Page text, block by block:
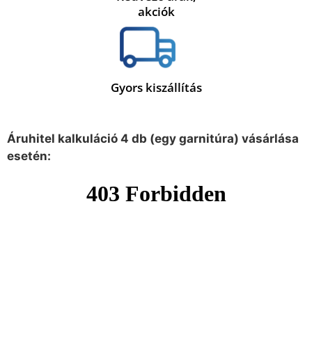
akciók
Gyors kiszállítás
Áruhitel kalkuláció 4 db (egy garnitúra) vásárlása
esetén: